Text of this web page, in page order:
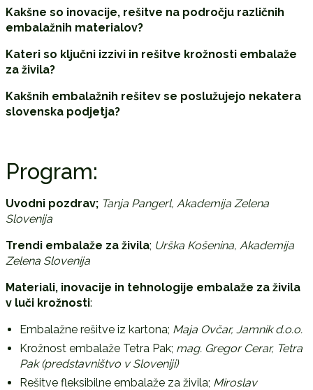
Kakšne so inovacije, rešitve na področju različnih
embalažnih materialov?
Kateri so ključni izzivi in rešitve krožnosti embalaže
za živila?
Kakšnih embalažnih rešitev se poslužujejo nekatera
slovenska podjetja?
Program:
Uvodni pozdrav; Tanja Pangerl, Akademija Zelena
Slovenija
Trendi embalaže za živila; Urška Košenina, Akademija
Zelena Slovenija
Materiali, inovacije in tehnologije embalaže za živila
v luči krožnosti:
Embalažne rešitve iz kartona; Maja Ovčar, Jamnik d.o.o.
Krožnost embalaže Tetra Pak; mag. Gregor Cerar, Tetra
Pak (predstavništvo v Sloveniji)
Rešitve fleksibilne embalaže za živila; Miroslav